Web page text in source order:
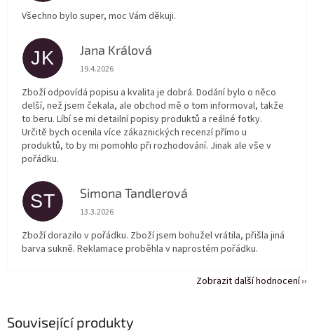
Související produkty
Všechno bylo super, moc Vám děkuji.
JK Jana Králová
Hodnocení obchodu je 5 z 5 hvězdiček.
19.4.2026
Zboží odpovídá popisu a kvalita je dobrá. Dodání bylo o něco
delší, než jsem čekala, ale obchod mě o tom informoval, takže
to beru. Líbí se mi detailní popisy produktů a reálné fotky.
Určitě bych ocenila více zákaznických recenzí přímo u
produktů, to by mi pomohlo při rozhodování. Jinak ale vše v
pořádku.
ST Simona Tandlerová
Hodnocení obchodu je 5 z 5 hvězdiček.
13.3.2026
Zboží dorazilo v pořádku. Zboží jsem bohužel vrátila, přišla jiná
barva sukně. Reklamace proběhla v naprostém pořádku.
Zobrazit další hodnocení